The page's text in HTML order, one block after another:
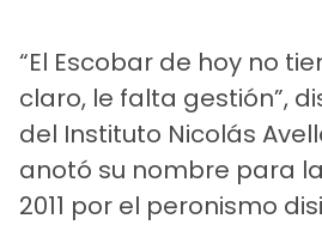
“El Escobar de hoy no
claro, le falta gestión”,
del Instituto Nicolás
anotó su nombre para
2011 por el peronismo